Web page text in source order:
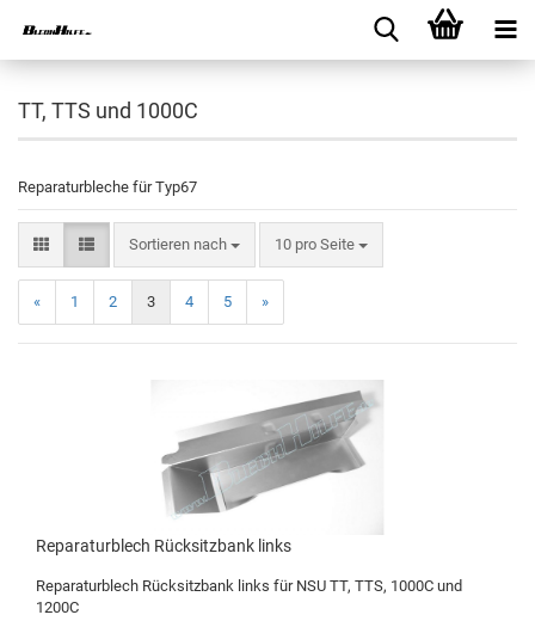
TT, TTS und 1000C
Reparaturbleche für Typ67
Sortieren nach 10 pro Seite
« 1 2 3 4 5 »
Reparaturblech Rücksitzbank links
Reparaturblech Rücksitzbank links für NSU TT, TTS, 1000C und
1200C